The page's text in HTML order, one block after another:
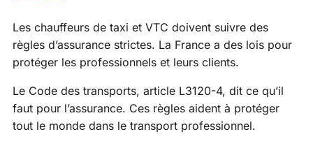
Les chauffeurs de taxi et VTC doivent suivre des
règles d’assurance strictes. La France a des lois pour
protéger les professionnels et leurs clients.
Le Code des transports, article L3120-4, dit ce qu’il
faut pour l’assurance. Ces règles aident à protéger
tout le monde dans le transport professionnel.